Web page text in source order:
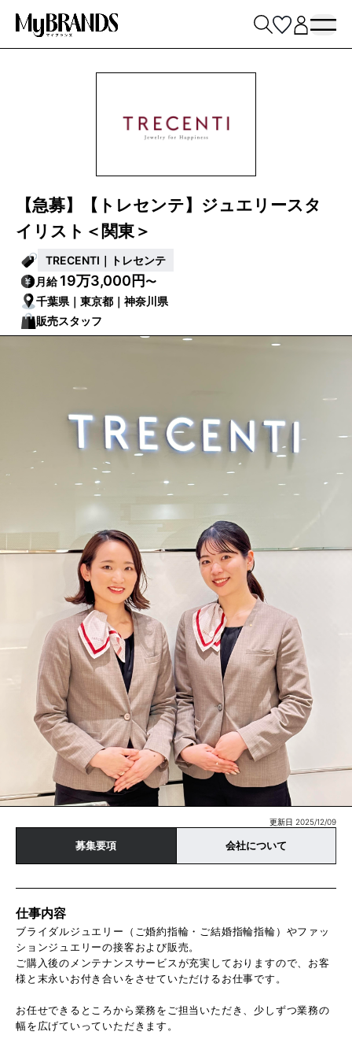
【急募】【トレセンテ】ジュエリースタ
イリスト＜関東＞
TRECENTI｜トレセンテ
月給19万3,000円〜
千葉県｜東京都｜神奈川県
販売スタッフ
更新日 2025/12/09
募集要項 会社について
仕事内容
ブライダルジュエリー（ご婚約指輪・ご結婚指輪指輪）やファッ
ションジュエリーの接客および販売。
ご購入後のメンテナンスサービスが充実しておりますので、お客
様と末永いお付き合いをさせていただけるお仕事です。
お任せできるところから業務をご担当いただき、少しずつ業務の
幅を広げていっていただきます。